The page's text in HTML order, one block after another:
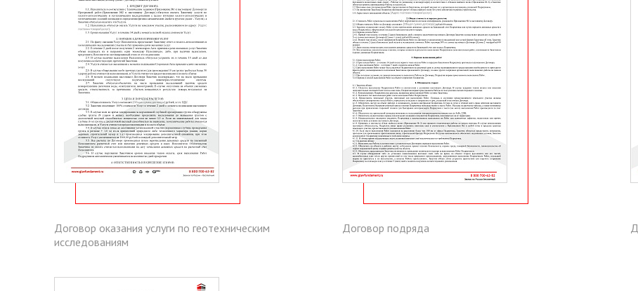
Договор оказания услуги по геотехническим
исследованиям
Договор подряда